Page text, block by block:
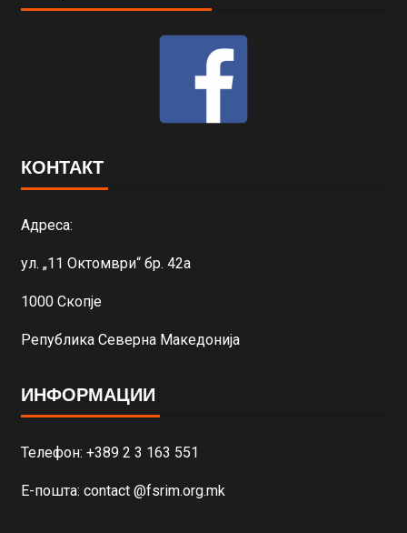
КОНТАКТ
Адреса:
ул. „11 Октомври“ бр. 42а
1000 Скопје
Република Северна Македонија
ИНФОРМАЦИИ
Телефон: +389 2 3 163 551
Е-пошта: contact @fsrim.org.mk